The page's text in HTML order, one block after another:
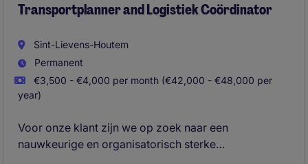
Transportplanner and Logistiek Coördinator
Sint-Lievens-Houtem
Permanent
€3,500 - €4,000 per month (€42,000 - €48,000 per
year)
Voor onze klant zijn we op zoek naar een
nauwkeurige en organisatorisch sterke